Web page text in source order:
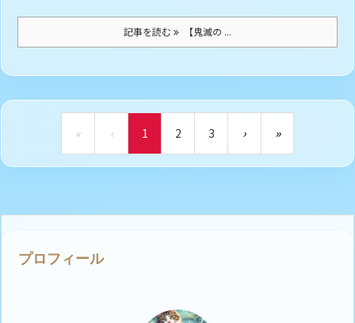
記事を読む 【鬼滅の ...
« ‹ 1 2 3 › »
プロフィール